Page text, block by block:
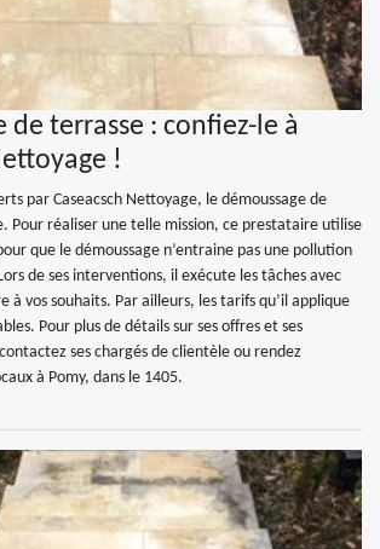
de terrasse : confiez-le à
!
par Caseacsch Nettoyage, le démoussage de
Pour réaliser une telle mission, ce prestataire utilise
que le démoussage n’entraine pas une pollution
de ses interventions, il exécute les tâches avec
à vos souhaits. Par ailleurs, les tarifs qu’il applique
Pour plus de détails sur ses offres et ses
ses chargés de clientèle ou rendez
à Pomy, dans le 1405.